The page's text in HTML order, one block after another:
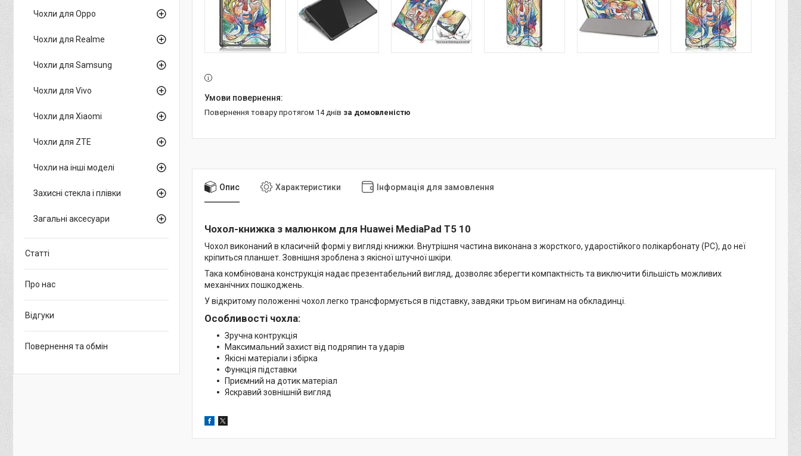
повернення товару протягом 14 днів за домовленістю
Опис Характеристики Інформація для замовлення
Чохол-книжка з малюнком для Huawei MediaPad T5 10
Чохол виконаний в класичній формі у вигляді книжки. Внутрішня частина виконана з жорсткого, ударостійкого полікарбонату (PC), до неї
кріпиться планшет. Зовнішня зроблена з якісної штучної шкіри.
Така комбінована конструкція надає презентабельний вигляд, дозволяє зберегти компактність та виключити більшість можливих
механічних пошкоджень.
У відкритому положенні чохол легко трансформується в підставку, завдяки трьом вигинам на обкладинці.
Особливості чохла:
Зручна контрукція
Максимальний захист від подряпин та ударів
Якісні матеріали і збірка
Функція підставки
Приємний на дотик матеріал
Яскравий зовнішній вигляд
Чохли для Oppo
Чохли для Realme
Чохли для Samsung
Чохли для Vivo
Чохли для Xiaomi
Чохли для ZTE
Чохли на інші моделі
Захисні стекла і плівки
Загальні аксесуари
Статті
Про нас
Відгуки
Повернення та обмін